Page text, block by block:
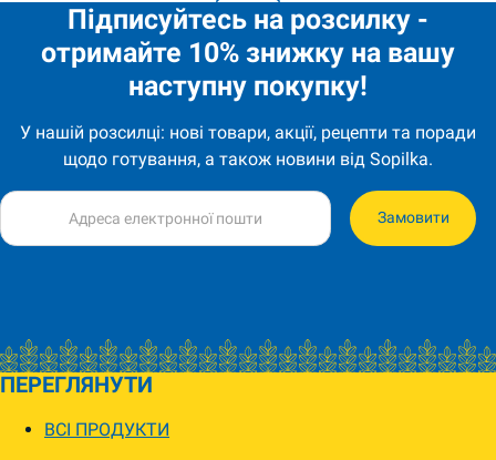
Підписуйтесь на розсилку -
отримайте 10% знижку на вашу
наступну покупку!
У нашій розсилці: нові товари, акції, рецепти та поради
щодо готування, а також новини від Sopilka.
Замовити
ПЕРЕГЛЯНУТИ
ВСІ ПРОДУКТИ